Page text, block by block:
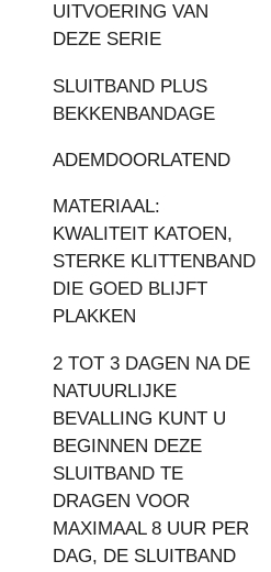
UITVOERING VAN
DEZE SERIE
SLUITBAND PLUS
BEKKENBANDAGE
ADEMDOORLATEND
MATERIAAL:
KWALITEIT KATOEN,
STERKE KLITTENBAND
DIE GOED BLIJFT
PLAKKEN
2 TOT 3 DAGEN NA DE
NATUURLIJKE
BEVALLING KUNT U
BEGINNEN DEZE
SLUITBAND TE
DRAGEN VOOR
MAXIMAAL 8 UUR PER
DAG, DE SLUITBAND